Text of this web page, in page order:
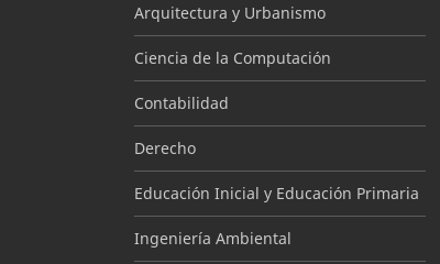
Arquitectura y Urbanismo
Ciencia de la Computación
Contabilidad
Derecho
Educación Inicial y Educación Primaria
Ingeniería Ambiental